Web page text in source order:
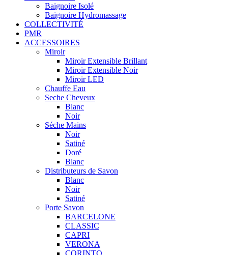
Baignoire Isolé
Baignoire Hydromassage
COLLECTIVITÉ
PMR
ACCESSOIRES
Miroir
Miroir Extensible Brillant
Miroir Extensible Noir
Miroir LED
Chauffe Eau
Seche Cheveux
Blanc
Noir
Séche Mains
Noir
Satiné
Doré
Blanc
Distributeurs de Savon
Blanc
Noir
Satiné
Porte Savon
BARCELONE
CLASSIC
CAPRI
VERONA
CORINTO